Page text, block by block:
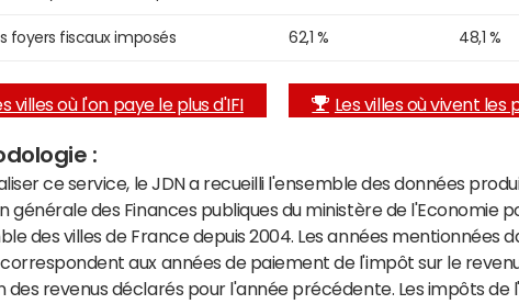
foyers fiscaux imposés 62,1 % 48,1 %
villes où l'on paye le plus d'IFI Les villes où vivent les
:
ce service, le JDN a recueilli l'ensemble des données
générale des Finances publiques du ministère de l'Economie
des villes de France depuis 2004. Les années mentionnées
aux années de paiement de l'impôt sur le
des revenus déclarés pour l'année précédente. Les impôts de